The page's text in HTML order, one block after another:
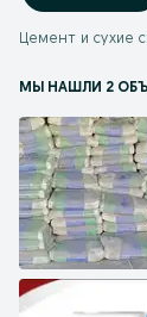
Цемент и сухие
МЫ НАШЛИ 2